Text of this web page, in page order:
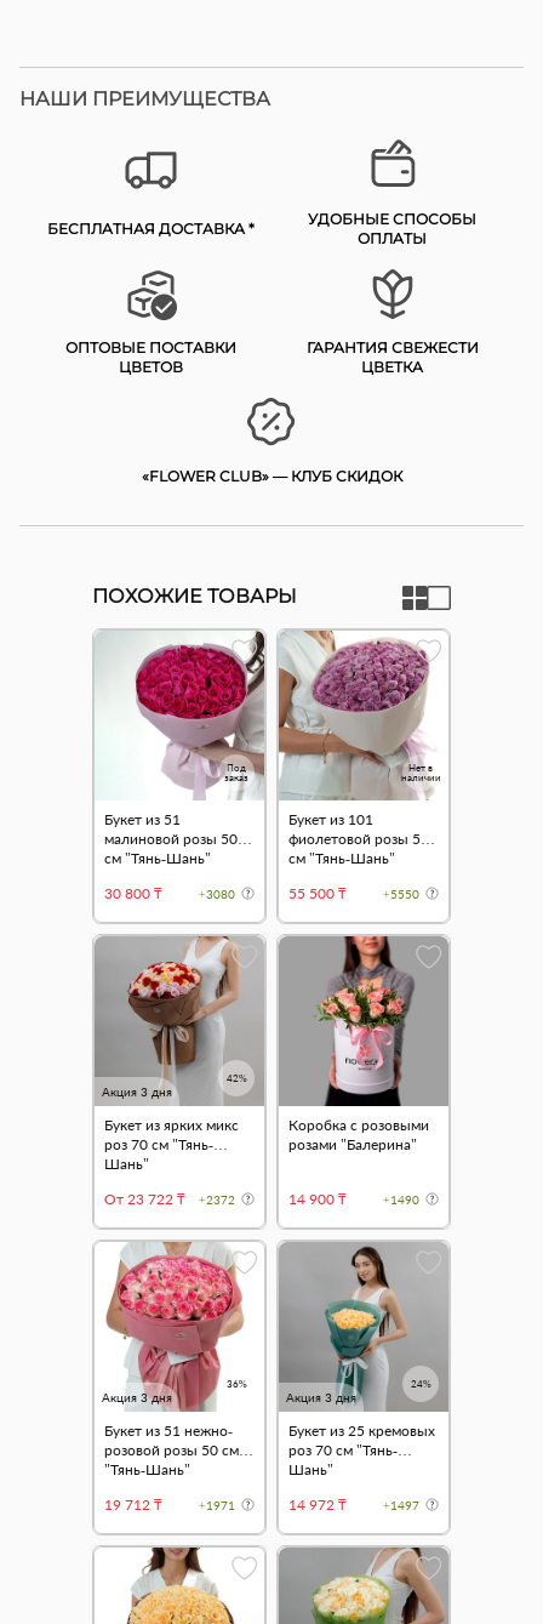
НАШИ ПРЕИМУЩЕСТВА
БЕСПЛАТНАЯ ДОСТАВКА *
УДОБНЫЕ СПОСОБЫ
ОПЛАТЫ
ОПТОВЫЕ ПОСТАВКИ
ЦВЕТОВ
ГАРАНТИЯ СВЕЖЕСТИ
ЦВЕТКА
«FLOWER CLUB» — КЛУБ СКИДОК
ПОХОЖИЕ ТОВАРЫ
Под
заказ
Букет из 51
малиновой розы 50
см "Тянь-Шань"
30 800 ₸
+3080
Нет в
наличии
Букет из 101
фиолетовой розы 50
см "Тянь-Шань"
55 500 ₸
+5550
Акция 3 дня
42%
Букет из ярких микс
роз 70 см "Тянь-
Шань"
От 23 722 ₸
+2372
Коробка с розовыми
розами "Балерина"
14 900 ₸ +1490
Акция 3 дня
36%
Букет из 51 нежно-
розовой розы 50 см
"Тянь-Шань"
19 712 ₸
+1971
Акция 3 дня
24%
Букет из 25 кремовых
роз 70 см "Тянь-
Шань"
14 972 ₸
+1497